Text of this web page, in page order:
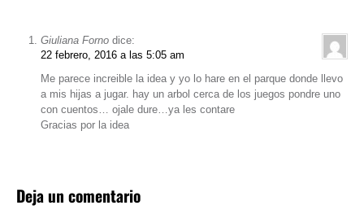
Giuliana Forno dice:
22 febrero, 2016 a las 5:05 am
Me parece increible la idea y yo lo hare en el parque donde llevo
a mis hijas a jugar. hay un arbol cerca de los juegos pondre uno
con cuentos… ojale dure…ya les contare
Gracias por la idea
Deja un comentario